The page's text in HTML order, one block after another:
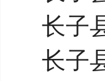
长子
长子